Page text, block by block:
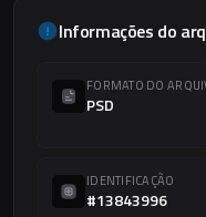
Informações do
FORMATO DO
PSD
IDENTIFICAÇÃO
#13843996